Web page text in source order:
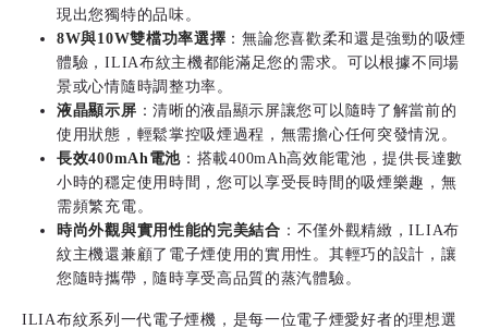
現出您獨特的品味。
8W與10W雙檔功率選擇 ：無論您喜歡柔和還是強勁的吸煙
體驗，ILIA布紋主機都能滿足您的需求。可以根據不同場
景或心情隨時調整功率。
液晶顯示屏 ：清晰的液晶顯示屏讓您可以隨時了解當前的
使用狀態，輕鬆掌控吸煙過程，無需擔心任何突發情況。
長效400mAh電池 ：搭載400mAh高效能電池，提供長達數
小時的穩定使用時間，您可以享受長時間的吸煙樂趣，無
需頻繁充電。
時尚外觀與實用性能的完美結合 ：不僅外觀精緻，ILIA布
紋主機還兼顧了電子煙使用的實用性。其輕巧的設計，讓
您隨時攜帶，隨時享受高品質的蒸汽體驗。
ILIA布紋系列一代電子煙機 ，是每一位電子煙愛好者的理想選